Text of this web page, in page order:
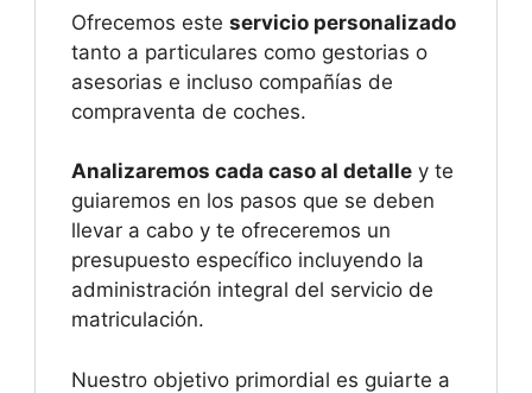
Ofrecemos este servicio personalizado
tanto a particulares como gestorias o
asesorias e incluso compañías de
compraventa de coches.
Analizaremos cada caso al detalle y te
guiaremos en los pasos que se deben
llevar a cabo y te ofreceremos un
presupuesto específico incluyendo la
administración integral del servicio de
matriculación.
Nuestro objetivo primordial es guiarte a